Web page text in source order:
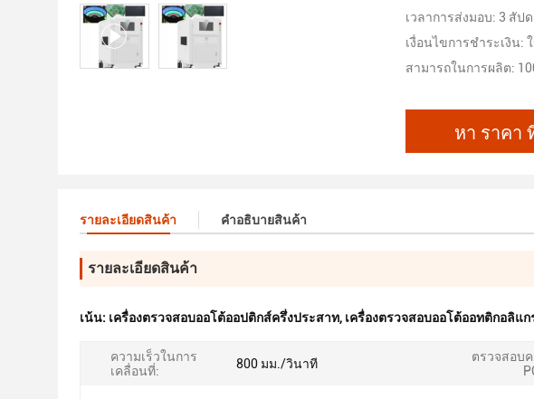
เวลาการส่งมอบ: 3 สัป
เงื่อนไขการชำระเงิน:
สามารถในการผลิต:
หา ราคา
รายละเอียดสินค้า คําอธิบายสินค้า
รายละเอียดสินค้า
เน้น: เครื่องตรวจสอบออโต้ออปติกส์ครึ่งประสาท, เครื่องตรวจสอบออโต้ออทติกอลิแก
ความเร็วในการ
เคลื่อนที่:
800 มม./วินาที
ตรวจสอบ